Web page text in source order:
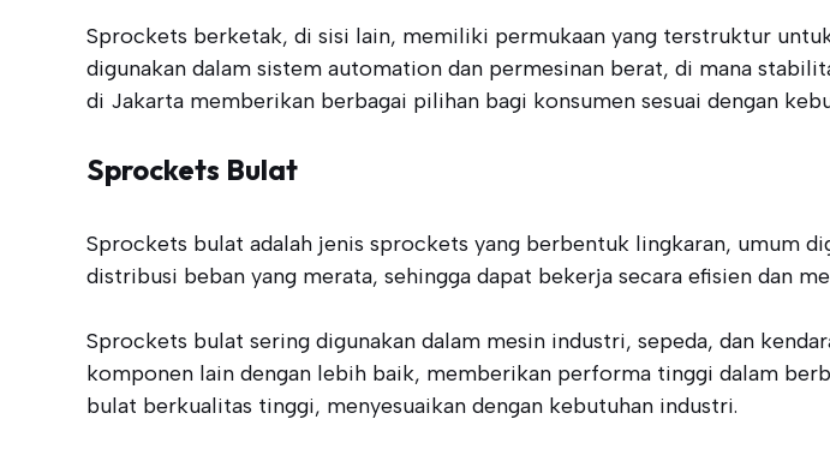
Sprockets berketak, di sisi lain, memiliki permukaan yang terstruktur
digunakan dalam sistem automation dan permesinan berat, di mana
di Jakarta memberikan berbagai pilihan bagi konsumen sesuai dengan
Sprockets Bulat
Sprockets bulat adalah jenis sprockets yang berbentuk lingkaran, umum
distribusi beban yang merata, sehingga dapat bekerja secara efisien dan
Sprockets bulat sering digunakan dalam mesin industri, sepeda, dan
komponen lain dengan lebih baik, memberikan performa tinggi dalam
bulat berkualitas tinggi, menyesuaikan dengan kebutuhan industri.